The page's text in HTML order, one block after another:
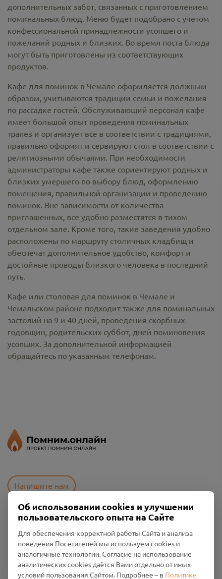
дополнительных забот, связанных с приготовлением
поминальных блюд. Меню будет подобрано с учетом
конфессиональной принадлежности усопшего и
пожеланий родных и близких. Во время поста блюда
могут быть приготовлены из соответствующих
продуктов.
Кафе для поминок в Чемале оформляется должным
образом, учитываются традиции семьи и пожелания
по рассадке гостей. Обслуживающий персонал кафе
имеет большой опыт проведения поминальных
трапез и организует все в соответствии с традициями,
правильно оформят и сервируют стол в соответствии с
религиозными обычаями. При необходимости
администраторы кафе также сориентируют родных и
близких умершего по выбору блюд, оформлению
помещения, правильной организации и проведению
поминок. Вне зависимости от количества
приглашенных, все удобно разместятся в тихом
отдельном зале. Кроме того, такие заведения удобно
расположены по маршруту столичных кладбищ и
обеспечат дополнительное удобство, комфорт и
достойные проводы близкого человека в последний
путь.
Кафе или столовая для поминок в Чемале и
Чемальском районе подходит также для поминальных
застолий на 9 и 40 дней, проведения скорбных
годовщин, родительских суббот, дней поминовения
усопших. За дополнительной информацией
обращайтесь по указанным телефонам.
Напишите нам
Политика конфиденциальности
Промо-материалы
Настройки cookies
Об использовании cookies и улучшении
пользовательского опыта на Сайте
Для обеспечения корректной работы Сайта и анализа
поведения Посетителей мы используем cookies и
аналогичные технологии. Согласие на использование
аналитических cookies даётся Вами отдельно от иных
условий пользования Сайтом. Подробнее – в Политике